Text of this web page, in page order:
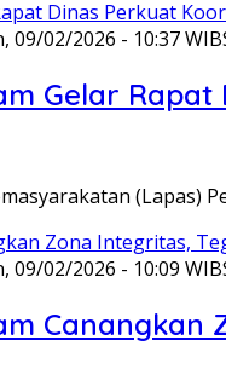
09/02/2026 - 10:37 WIB
Gelar
(Lapas)
09/02/2026 - 10:09 WIB
Canangkan